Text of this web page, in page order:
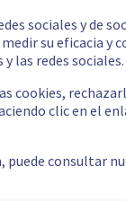
sociales y de
su eficacia y
las redes sociales.
cookies,
clic en el
puede consultar